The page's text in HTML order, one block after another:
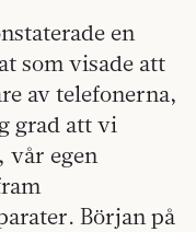
en
som visade att
av telefonerna,
grad att vi
vår egen
Början på